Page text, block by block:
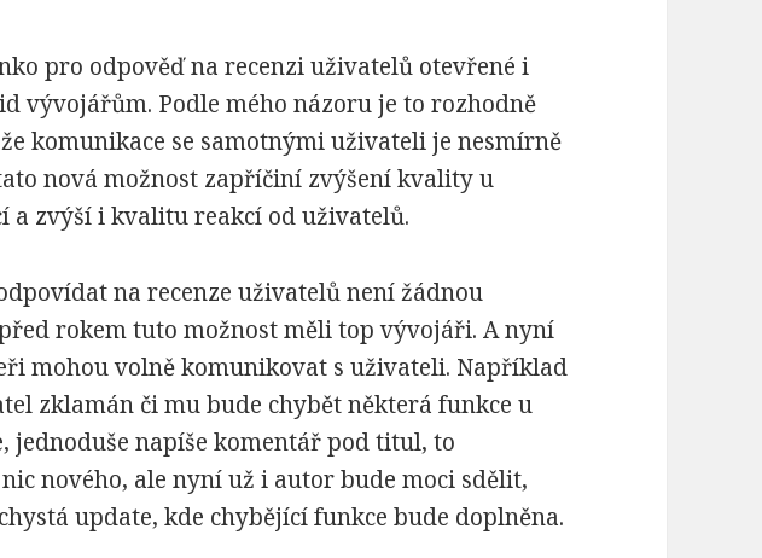
pro odpověď na recenzi uživatelů otevřené i
vývojářům. Podle mého názoru je to rozhodně
komunikace se samotnými uživateli je nesmírně
nová možnost zapříčiní zvýšení kvality u
a zvýší i kvalitu reakcí od uživatelů.
na recenze uživatelů není žádnou
rokem tuto možnost měli top vývojáři. A nyní
mohou volně komunikovat s uživateli. Například
zklamán či mu bude chybět některá funkce u
jednoduše napíše komentář pod titul, to
nového, ale nyní už i autor bude moci sdělit,
update, kde chybějící funkce bude doplněna.